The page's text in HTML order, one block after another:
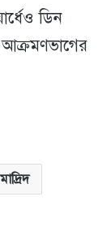
ডিন
আক্রমণভাগের